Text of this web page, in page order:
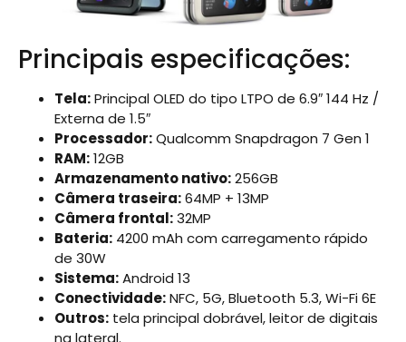
Principais especificações:
Tela:Principal OLED do tipo LTPO de 6.9″ 144 Hz /
Externa de 1.5″
Processador:Qualcomm Snapdragon 7 Gen 1
RAM:12GB
Armazenamento nativo:256GB
Câmera traseira:64MP + 13MP
Câmera frontal:32MP
Bateria: 4200 mAh com carregamento rápido
de 30W
Sistema:Android 13
Conectividade:NFC, 5G, Bluetooth 5.3, Wi-Fi 6E
Outros: tela principal dobrável, leitor de digitais
na lateral.